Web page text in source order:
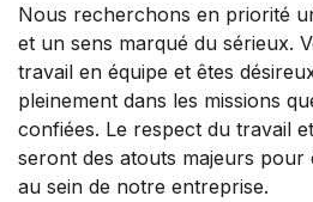
Nous recherchons en priorité
et un sens marqué du sérieux.
travail en équipe et êtes
pleinement dans les missions
confiées. Le respect du travail
seront des atouts majeurs pour
au sein de notre entreprise.